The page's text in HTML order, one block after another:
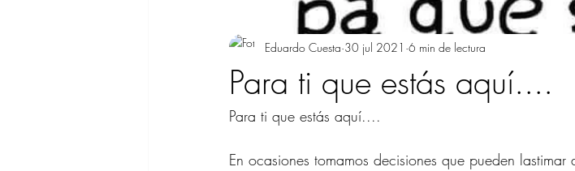
Para ti que estás aquí....
Eduardo Cuesta 30 jul 2021 6 min de lectura
Para ti que estás aquí....
En ocasiones tomamos decisiones que pueden